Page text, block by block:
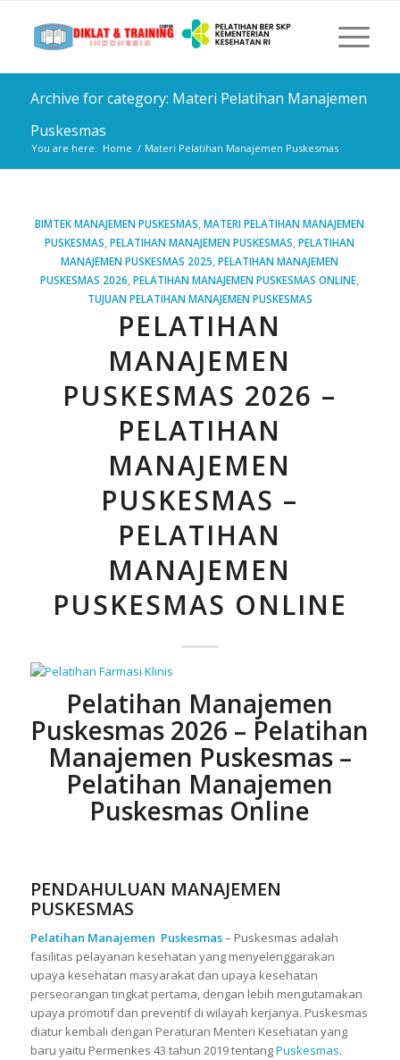
Archive for category: Materi Pelatihan Manajemen
Puskesmas
You are here: Home / Materi Pelatihan Manajemen Puskesmas
BIMTEK MANAJEMEN PUSKESMAS ,MATERI PELATIHAN MANAJEMEN
PUSKESMAS ,PELATIHAN MANAJEMEN PUSKESMAS ,PELATIHAN
MANAJEMEN PUSKESMAS 2025 ,PELATIHAN MANAJEMEN
PUSKESMAS 2026 ,PELATIHAN MANAJEMEN PUSKESMAS ONLINE
TUJUAN PELATIHAN MANAJEMEN PUSKESMAS
PELATIHAN
MANAJEMEN
PUSKESMAS 2026 –
PELATIHAN
MANAJEMEN
PUSKESMAS –
PELATIHAN
MANAJEMEN
PUSKESMAS ONLINE
Pelatihan Manajemen
Puskesmas 2026 – Pelatihan
Manajemen Puskesmas –
Pelatihan Manajemen
Puskesmas Online
PENDAHULUAN MANAJEMEN
PUSKESMAS
Pelatihan Manajemen Puskesmas– Puskesmas adalah
fasilitas pelayanan kesehatan yang menyelenggarakan
upaya kesehatan masyarakat dan upaya kesehatan
perseorangan tingkat pertama, dengan lebih mengutamakan
upaya promotif dan preventif di wilayah kerjanya. Puskesmas
diatur kembali dengan Peraturan Menteri Kesehatan yang
baru yaitu Permenkes 43 tahun 2019 tentangPuskesmas.